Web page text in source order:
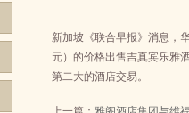
新加坡《联合早报》消息，
元）的价格出售吉真宾乐雅
第二大的酒店交易。